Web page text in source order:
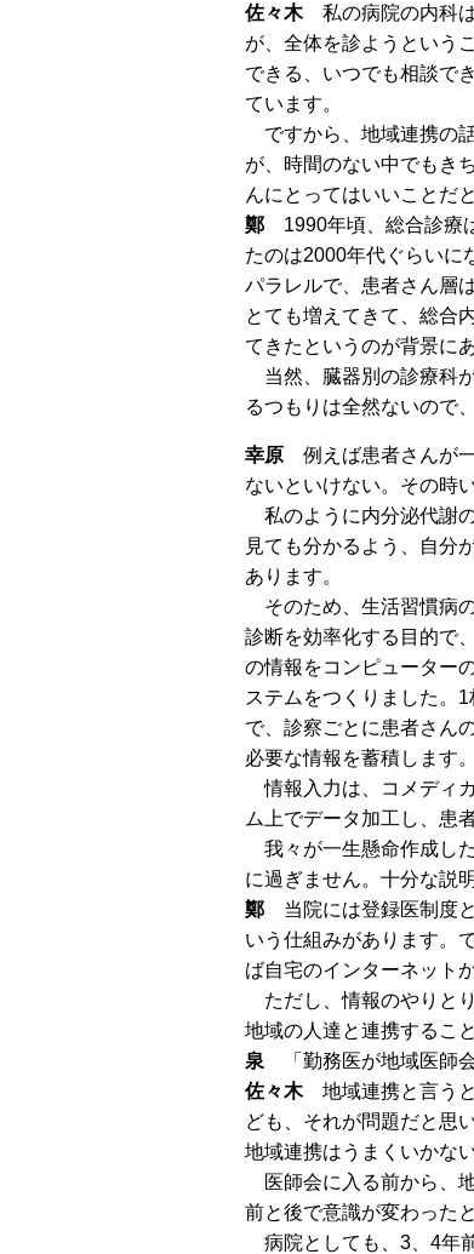
佐々木私の病院の内科は
が、全体を診ようという
できる、いつでも相談で
ています。
ですから、地域連携の
が、時間のない中でもき
んにとってはいいことだ
鄭 1990年頃、総合診療
たのは2000年代ぐらいに
パラレルで、患者さん層
とても増えてきて、総合
てきたというのが背景に
当然、臓器別の診療科
るつもりは全然ないので
幸原 例えば患者さんが
ないといけない。その時
私のように内分泌代謝
見ても分かるよう、自分
あります。
そのため、生活習慣病
診断を効率化する目的で
の情報をコンピューター
ステムをつくりました。
で、診察ごとに患者さん
必要な情報を蓄積します。
情報入力は、コメディ
ム上でデータ加工し、患
我々が一生懸命作成し
に過ぎません。十分な説
鄭 当院には登録医制度
いう仕組みがあります。
ば自宅のインターネット
ただし、情報のやりと
地域の人達と連携するこ
泉 「勤務医が地域医師
佐々木地域連携と言うと
ども、それが問題だと思
地域連携はうまくいかな
医師会に入る前から、
前と後で意識が変わった
病院としても、3、4年